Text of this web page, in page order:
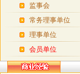
监事会
常务理事单位
理事单位
会员单位